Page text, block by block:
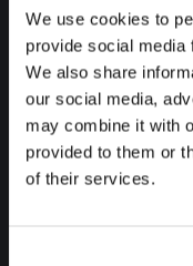
We use cookies to
provide social media
We also share
our social media,
may combine it with
provided to them or
of their services.